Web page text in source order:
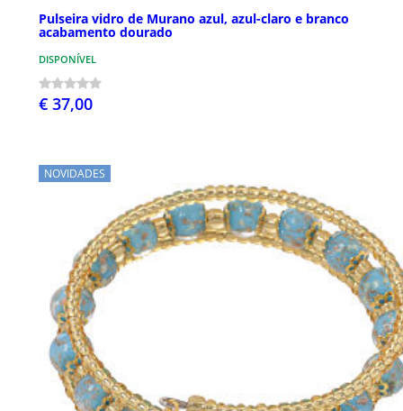
Pulseira vidro de Murano azul, azul-claro e branco
acabamento dourado
DISPONÍVEL
€ 37,00
NOVIDADES